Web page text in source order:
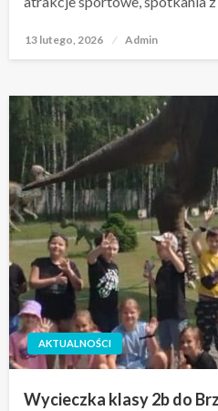
Opublikowane
13 lutego, 2026 Admin
AKTUALNOŚCI
Wycieczka klasy 2b do